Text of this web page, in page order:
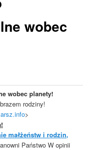
wobec
wobec planety!
rodziny!
>
małżeństw i rodzin,
Państwo W opinii